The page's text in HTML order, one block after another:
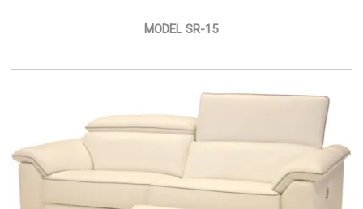
MODEL SR-15